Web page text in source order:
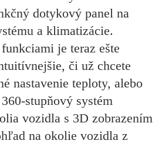
dotykový panel na
a klimatizácie.
je teraz ešte
či už chcete
nastavenie teploty, alebo
stupňový systém
vozidla s 3D zobrazením
na okolie vozidla z